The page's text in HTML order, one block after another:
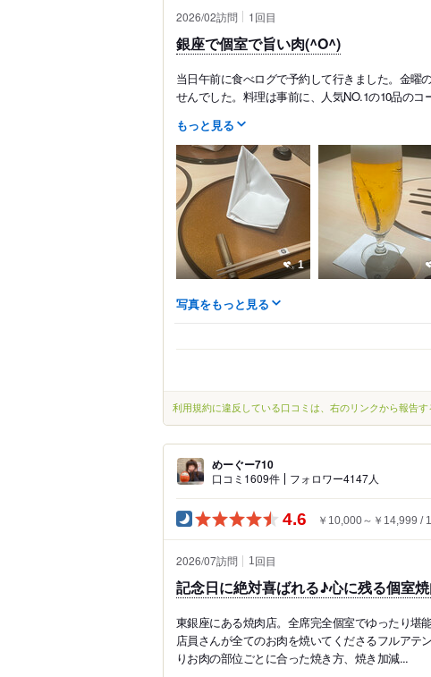
2026/02訪問 1回目
銀座で個室で旨い肉(^O^)
当日午前に食べログで予約して行きました。金曜
せんでした。料理は事前に、人気NO.1の10品の
もっと見る
1
写真をもっと見る
利用規約に違反している口コミは、右のリンクから報告す
めーぐー710
口コミ1609件 フォロワー4147人
4.6 ￥10,000～￥14,999
2026/07訪問 1回目
記念日に絶対喜ばれる♪心に残る個室焼
東銀座にある焼肉店。全席完全個室でゆったり堪能
店員さんが全てのお肉を焼いてくださるフルアテ
りお肉の部位ごとに合った焼き方、焼き加減...